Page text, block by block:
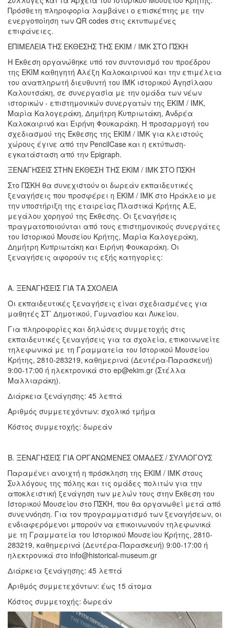
Πρόσθετη πληροφορία λαμβάνει ο επισκέπτης με την
ενεργοποίηση των QR codes στις εκτυπωμένες
επιφάνειες.
ΕΠΙΜΕΛΕΙΑ ΤΗΣ ΕΚΘΕΣΗΣ ΤΗΣ ΕΚΙΜ / ΙΜΚ ΣΤΟ ΠΣΚΗ
Η Έκθεση οργανώθηκε υπό τον συντονισμό του προέδρου
της ΕΚΙΜ καθηγητή Αλέξη Καλοκαιρινού και την επιμέλεια
του αναπληρωτή διευθυντή του ΙΜΚ ιστορικού Αγησίλαου
Καλουτσάκη, σε συνεργασία με την ομάδα των νέων
ιστορικών - επιστημονικών συνεργατών της ΕΚΙΜ / ΙΜΚ,
Μαρία Καλογεράκη, Δημήτρη Κυπριωτάκη, Ανδρέα
Καλοκαιρινό και Ειρήνη Φουκαράκη. Η προσαρμογή του
σχεδιασμού της Έκθεσης της ΕΚΙΜ / ΙΜΚ για κλειστούς
χώρους έγινε από την PencilCase και η εκτύπωση-
εγκατάσταση από την Epigraph.
ΞΕΝΑΓΗΣΕΙΣ ΣΤΗΝ ΕΚΘΕΣΗ ΤΗΣ ΕΚΙΜ / ΙΜΚ ΣΤΟ ΠΣΚΗ
Στο ΠΣΚΗ θα συνεχιστούν οι δωρεάν εκπαιδευτικές
ξεναγήσεις που προσφέρει η ΕΚΙΜ / ΙΜΚ στο Ηράκλειο με
την υποστήριξη της εταιρείας Πλαστικά Κρήτης Α.Ε,
μεγάλου χορηγού της Έκθεσης. Οι ξεναγήσεις
πραγματοποιούνται από τους επιστημονικούς συνεργάτες
του Ιστορικού Μουσείου Κρήτης, Μαρία Καλογεράκη,
Δημήτρη Κυπριωτάκη και Ειρήνη Φουκαράκη. Οι
ξεναγήσεις αφορούν τις εξής κατηγορίες:
Α. ΞΕΝΑΓΗΣΕΙΣ ΓΙΑ ΤΑ ΣΧΟΛΕΙΑ
Οι εκπαιδευτικές ξεναγήσεις είναι σχεδιασμένες για
μαθητές ΣΤ’ Δημοτικού, Γυμνασίου και Λυκείου.
Για πληροφορίες και δηλώσεις συμμετοχής στις
εκπαιδευτικές ξεναγήσεις για τα σχολεία, επικοινωνείτε
τηλεφωνικά με τη Γραμματεία του Ιστορικού Μουσείου
Κρήτης, 2810-283219, καθημερινά (Δευτέρα-Παρασκευή)
9:00-17:00 ή ηλεκτρονικά στο ep@ekim.gr (Στέλλα
Μαλλιαράκη).
Διάρκεια ξενάγησης: 45 λεπτά
Αριθμός συμμετεχόντων: σχολικό τμήμα
Κόστος συμμετοχής: δωρεάν
Β. ΞΕΝΑΓΗΣΕΙΣ ΓΙΑ ΟΡΓΑΝΩΜΕΝΕΣ ΟΜΑΔΕΣ / ΣΥΛΛΟΓΟΥΣ
Παραμένει ανοιχτή η πρόσκληση της ΕΚΙΜ / ΙΜΚ στους
Συλλόγους της πόλης και τις ομάδες πολιτών για την
αποκλειστική ξενάγηση των μελών τους στην Έκθεση του
Ιστορικού Μουσείου στο ΠΣΚΗ, που θα οργανωθεί μετά από
συνεννόηση. Για τον προγραμματισμό των ξεναγήσεων, οι
ενδιαφερόμενοι μπορούν να επικοινωνούν τηλεφωνικά
με τη Γραμματεία του Ιστορικού Μουσείου Κρήτης, 2810-
283219, καθημερινά (Δευτέρα-Παρασκευή) 9:00-17:00 ή
ηλεκτρονικά στο info@historical-museum.gr
Διάρκεια ξενάγησης: 45 λεπτά
Αριθμός συμμετεχόντων: έως 15 άτομα
Κόστος συμμετοχής: δωρεάν